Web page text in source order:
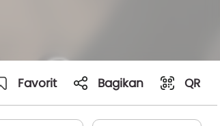
Favorit Bagikan QR